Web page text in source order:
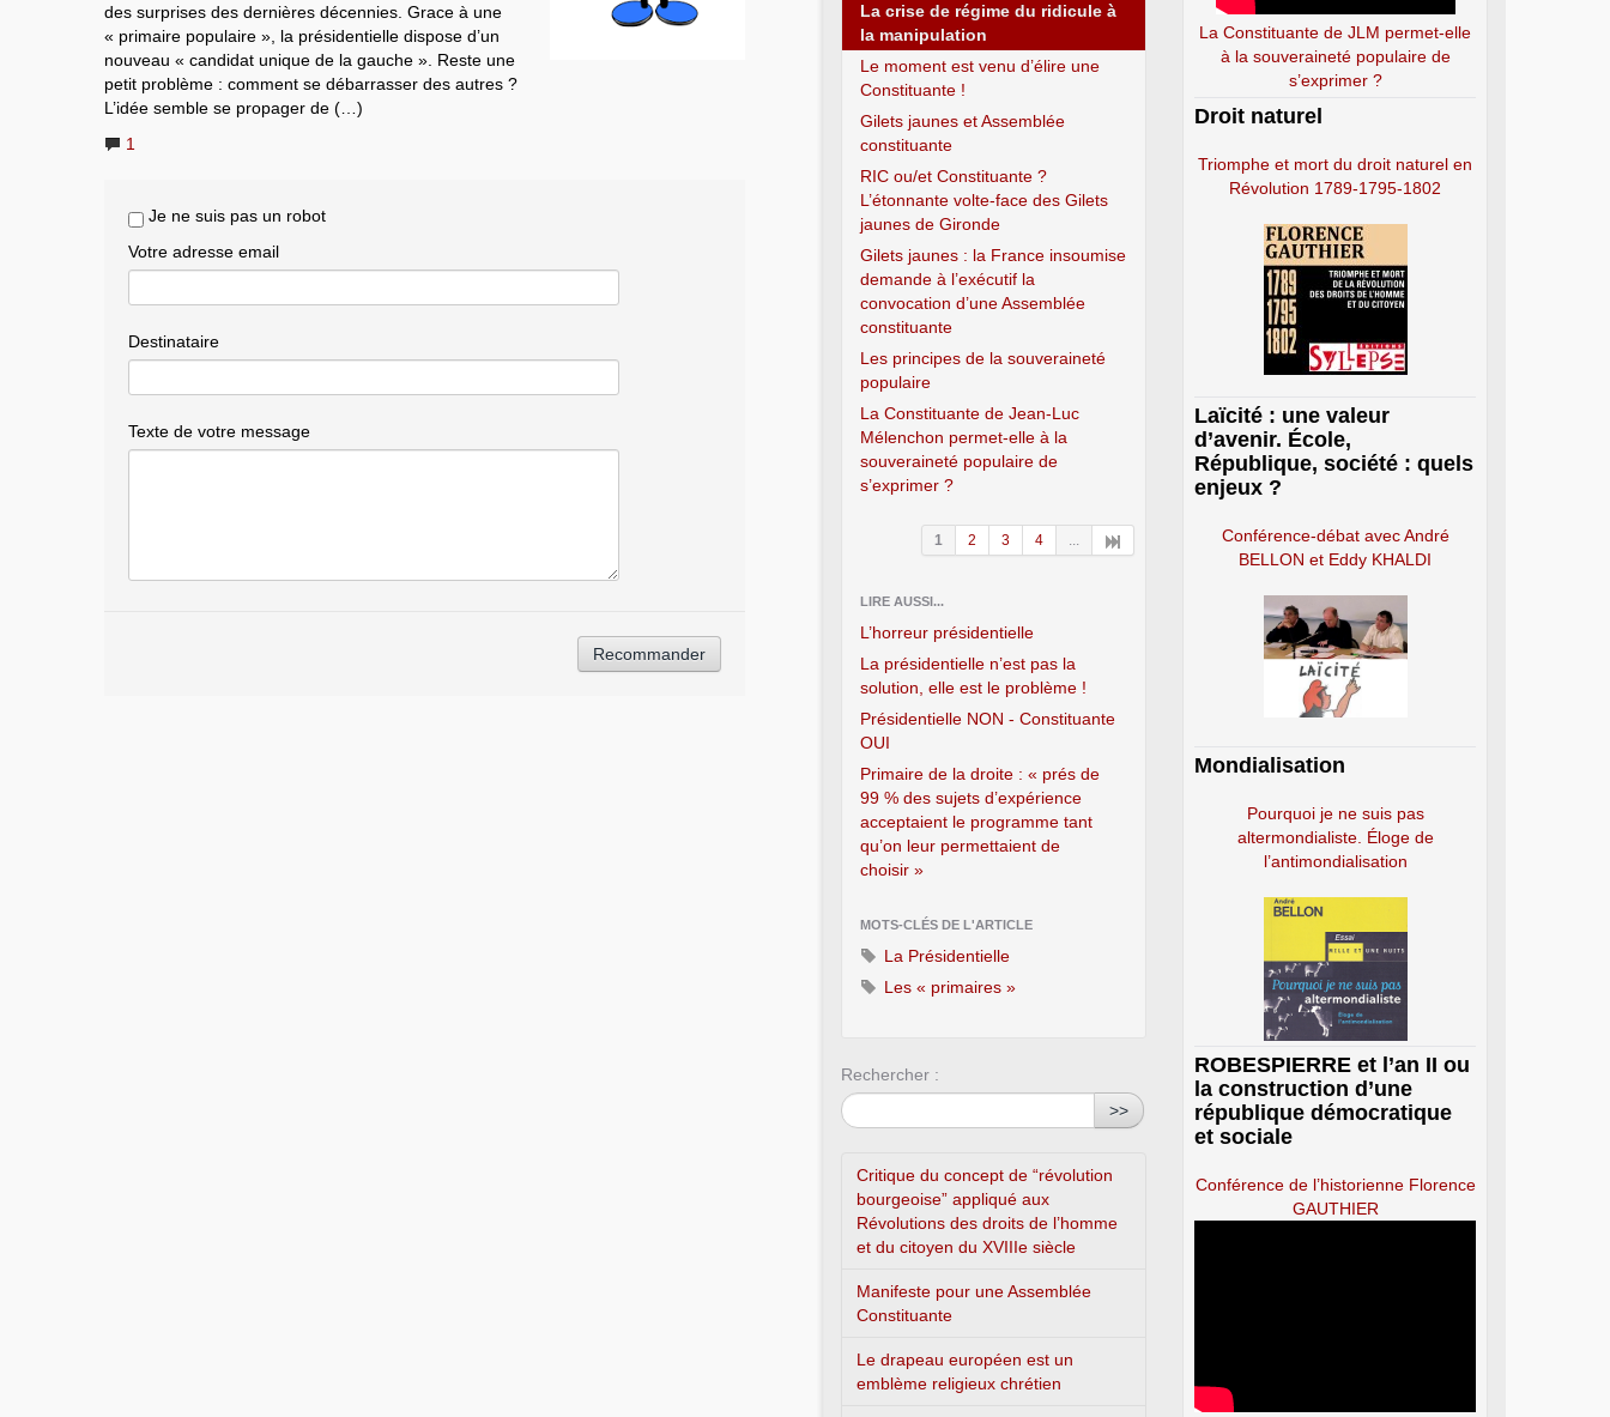
des surprises des dernières décennies. Grace à une
« primaire populaire », la présidentielle dispose d’un
nouveau « candidat unique de la gauche ». Reste une
petit problème : comment se débarrasser des autres ?
L’idée semble se propager de (…)
1
Je ne suis pas un robot
Votre adresse email
Destinataire
Texte de votre message
La crise de régime du ridicule à
la manipulation
Le moment est venu d’élire une
Constituante !
Gilets jaunes et Assemblée
constituante
RIC ou/et Constituante ?
L’étonnante volte-face des Gilets
jaunes de Gironde
Gilets jaunes : la France insoumise
demande à l’exécutif la
convocation d’une Assemblée
constituante
Les principes de la souveraineté
populaire
La Constituante de Jean-Luc
Mélenchon permet-elle à la
souveraineté populaire de
s’exprimer ?
1 2 3 4 ...
LIRE AUSSI...
L’horreur présidentielle
La présidentielle n’est pas la
solution, elle est le problème !
Présidentielle NON - Constituante
OUI
Primaire de la droite : « prés de
99 % des sujets d’expérience
acceptaient le programme tant
qu’on leur permettaient de
choisir »
MOTS-CLÉS DE L'ARTICLE
La Présidentielle
Les « primaires »
Rechercher :
>>
Critique du concept de “révolution
bourgeoise” appliqué aux
Révolutions des droits de l’homme
et du citoyen du XVIIIe siècle
Manifeste pour une Assemblée
Constituante
Le drapeau européen est un
emblème religieux chrétien
La Constituante de JLM permet-elle
à la souveraineté populaire de
s’exprimer ?
Droit naturel
Triomphe et mort du droit naturel en
Révolution 1789-1795-1802
Laïcité : une valeur
d’avenir. École,
République, société : quels
enjeux ?
Conférence-débat avec André
BELLON et Eddy KHALDI
Mondialisation
Pourquoi je ne suis pas
altermondialiste. Éloge de
l’antimondialisation
ROBESPIERRE et l’an II ou
la construction d’une
république démocratique
et sociale
Conférence de l’historienne Florence
GAUTHIER